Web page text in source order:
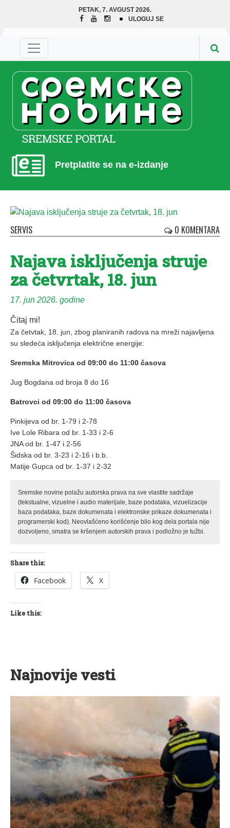
PETAK, 7. AVGUST 2026.
ULOGUJ SE
Pretplatite se na e-izdanje
SERVIS 0 KOMENTARA
Najava isključenja struje
za četvrtak, 18. jun
17. jun 2026. godine
Čitaj mi!
Za četvtak, 18. jun, zbog planiranih radova na mreži najavljena
su sledeća isključenja električne energije:
Sremska Mitrovica od 09:00 do 11:00 časova
Jug Bogdana od broja 8 do 16
Batrovci od 09:00 do 11:00 časova
Pinkijeva od br. 1-79 i 2-78
Ive Lole Ribara od br. 1-33 i 2-6
JNA od br. 1-47 i 2-56
Šidska od br. 3-23 i 2-16 i b.b.
Matije Gupca od br. 1-37 i 2-32
Sremske novine polažu autorska prava na sve vlastite sadržaje
(tekstualne, vizuelne i audio materijale, baze podataka, vizuelizacije
baza podataka, baze dokumenata i elektronske prikaze dokumenata i
programerski kod). Neovlašćeno korišćenje bilo kog dela portala nije
dozvoljeno, smatra se kršenjem autorskih prava i podložno je tužbi.
Share this:
Facebook X
Like this:
Najnovije vesti